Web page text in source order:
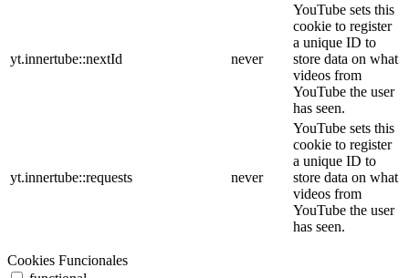
yt.innertube::nextId never
YouTube sets this
cookie to register
a unique ID to
store data on what
videos from
YouTube the user
has seen.
yt.innertube::requests never
YouTube sets this
cookie to register
a unique ID to
store data on what
videos from
YouTube the user
has seen.
Cookies Funcionales